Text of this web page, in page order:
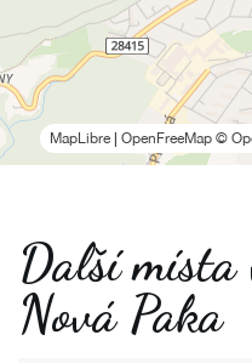
MapLibre OpenFreeMap ©
Další
Nová Paka